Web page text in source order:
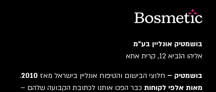
בושמטיק אונליין בע"מ
אליהו הנביא 12, קרית אתא
בושמטיק – חלוצי הבישום והטיפוח אונליין בישראל מאז 2010
.
מאות אלפי לקוחות כבר הפכו אותנו לכתובת הקבועה שלהם –